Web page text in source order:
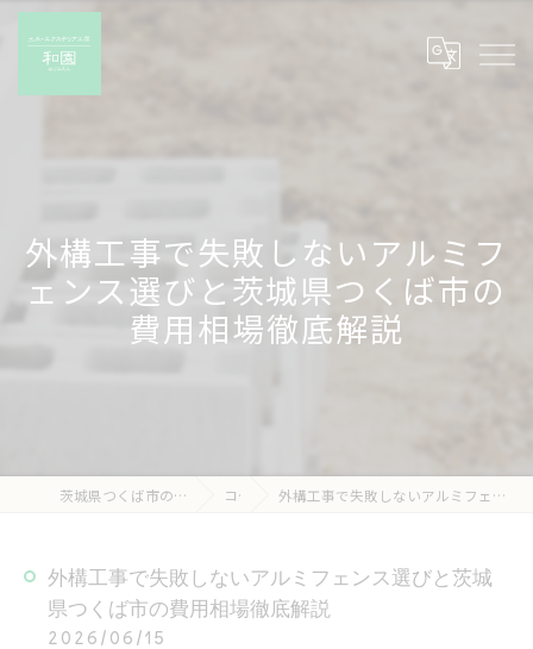
外構工事で失敗しないアルミフ
ェンス選びと茨城県つくば市の
費用相場徹底解説
茨城県つくば市の外構工事なら有限会社和園 コラム 外構工事で失敗しないアルミフェンス選びと茨城県つくば市の費用相場徹底解説
外構工事で失敗しないアルミフェンス選びと茨城
県つくば市の費用相場徹底解説
2026/06/15